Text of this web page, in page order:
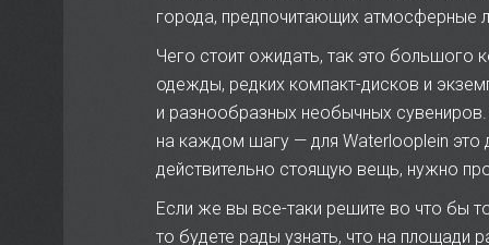
города, предпочитающих атмосферные
Чего стоит ожидать, так это большого
одежды, редких компакт-дисков и
и разнообразных необычных
на каждом шагу — для Waterlooplein это
действительно стоящую вещь, нужно
Если же вы все-таки решите во что бы
то будете рады узнать, что на